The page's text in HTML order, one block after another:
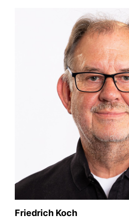
Friedrich Koch